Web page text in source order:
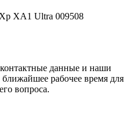
XA1 Ultra 009508
данные и наши
рабочее время для
вопроса.